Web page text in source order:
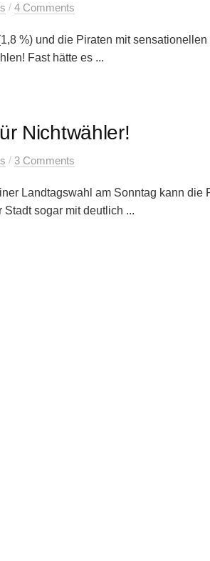
/ 4 Comments
%) und die Piraten mit
Fast hätte es ...
Nichtwähler!
/ 3 Comments
Landtagswahl am Sonntag kann die
sogar mit deutlich ...